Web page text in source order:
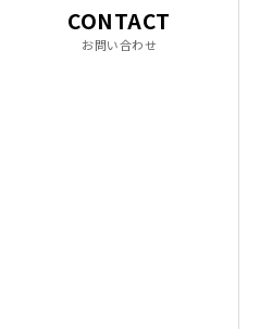
CONTACT
お問い合わせ